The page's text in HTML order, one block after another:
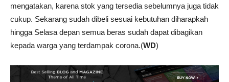
mengatakan, karena stok yang tersedia sebelumnya juga tidak
cukup. Sekarang sudah dibeli sesuai kebutuhan diharapkah
hingga Selasa depan semua beras sudah dapat dibagikan
kepada warga yang terdampak corona.(WD)